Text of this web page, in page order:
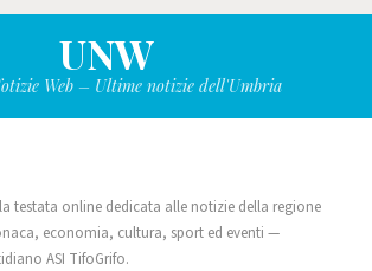
UNW
Web – Ultime notizie dell'Umbria
testata online dedicata alle notizie della regione
economia, cultura, sport ed eventi —
ASI TifoGrifo.